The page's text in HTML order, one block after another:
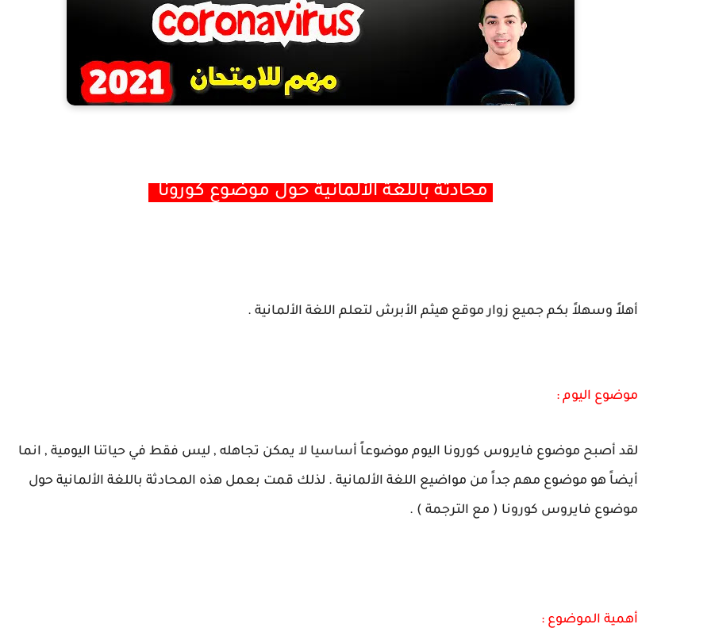
أهلاً وسهلاً بكم جميع زوار موقع هيثم الأبرش لتعلم اللغة الألمانية .
موضوع اليوم :
لقد أصبح موضوع فايروس كورونا اليوم موضوعاً أساسيا لا يمكن تجاهله , ليس فقط في حياتنا اليومية , انما
أيضاً هو موضوع مهم جداً من مواضيع اللغة الألمانية . لذلك قمت بعمل هذه المحادثة باللغة الألمانية حول
موضوع فايروس كورونا ( مع الترجمة ) .
أهمية الموضوع :